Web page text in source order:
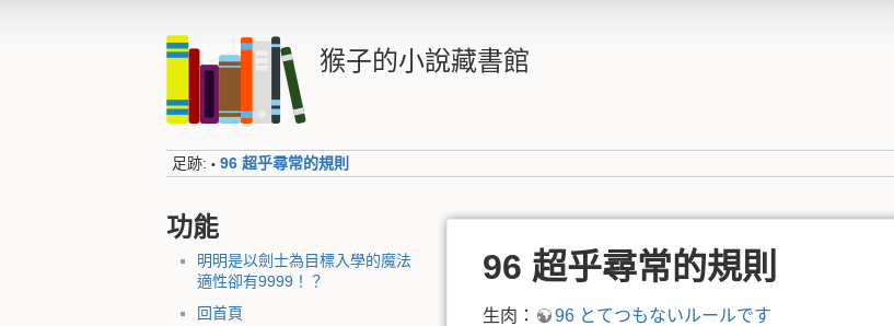
猴子的小說藏書館
足跡: • 96 超乎尋常的規則
功能
明明是以劍士為目標入學的魔法
適性卻有9999！？
回首頁
96 超乎尋常的規則
生肉： 96 とてつもないルールです